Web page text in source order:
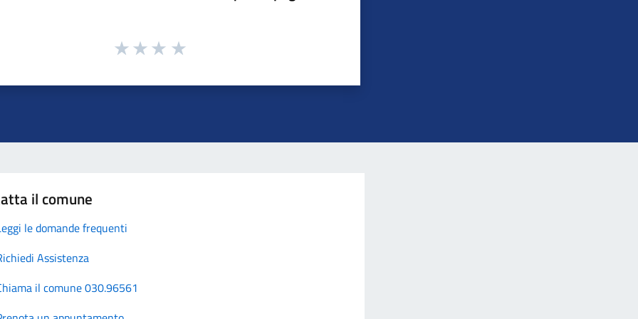
il comune
le domande frequenti
Assistenza
il comune 030.96561